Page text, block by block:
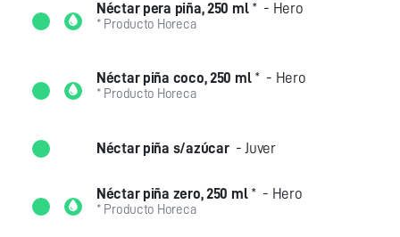
Néctar pera piña, 250 ml* - Hero
* Producto Horeca
Néctar piña coco, 250 ml* - Hero
* Producto Horeca
Néctar piña s/azúcar - Juver
Néctar piña zero, 250 ml* - Hero
* Producto Horeca